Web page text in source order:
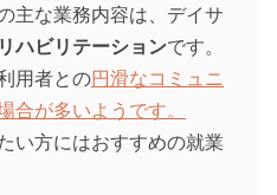
主な業務内容は、デイサ
リハビリテーションです。
用者との円滑なコミュニ
合が多いようです。
い方にはおすすめの就業